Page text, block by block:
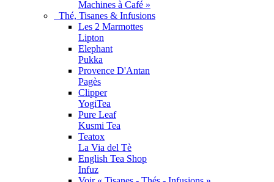
Machines à Café »
Thé, Tisanes & Infusions
Les 2 Marmottes
Lipton
Elephant
Pukka
Provence D'Antan
Pagès
Clipper
YogiTea
Pure Leaf
Kusmi Tea
Teatox
La Via del Tè
English Tea Shop
Infuz